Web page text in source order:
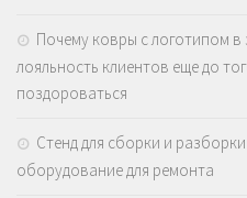
Почему ковры с логотипом
лояльность клиентов еще до
поздороваться
Стенд для сборки и
оборудование для ремонта